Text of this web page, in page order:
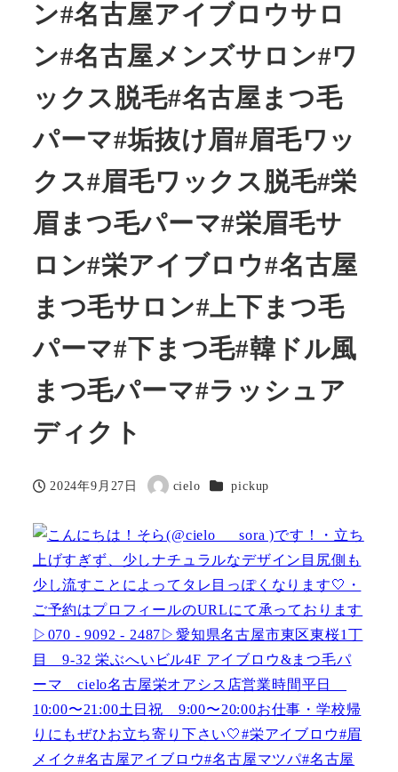
ン#名古屋アイブロウサロ
ン#名古屋メンズサロン#ワ
ックス脱毛#名古屋まつ毛
パーマ#垢抜け眉#眉毛ワッ
クス#眉毛ワックス脱毛#栄
眉まつ毛パーマ#栄眉毛サ
ロン#栄アイブロウ#名古屋
まつ毛サロン#上下まつ毛
パーマ#下まつ毛#韓ドル風
まつ毛パーマ#ラッシュア
ディクト
投稿日
2024年9月27日
著
cielo カテゴリー
pickup